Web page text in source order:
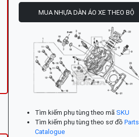
MUA NHỰA DÀN ÁO XE THEO BỘ
Tìm kiếm phụ tùng theo mã SKU
Tìm kiếm phụ tùng theo sơ đồ Parts
Catalogue